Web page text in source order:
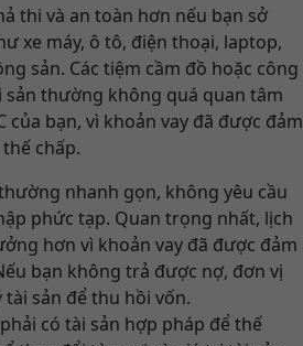
thi và an toàn hơn nếu bạn sở
xe máy, ô tô, điện thoại, laptop,
sản. Các tiệm cầm đồ hoặc công
sản thường không quá quan tâm
của bạn, vì khoản vay đã được đảm
chấp.
nhanh gọn, không yêu cầu
phức tạp. Quan trọng nhất, lịch
hơn vì khoản vay đã được đảm
bạn không trả được nợ, đơn vị
tài sản để thu hồi vốn.
có tài sản hợp pháp để thế